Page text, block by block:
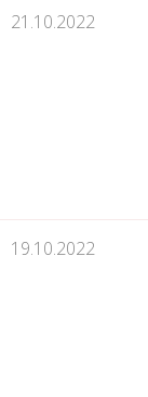
21.10.2022
19.10.2022